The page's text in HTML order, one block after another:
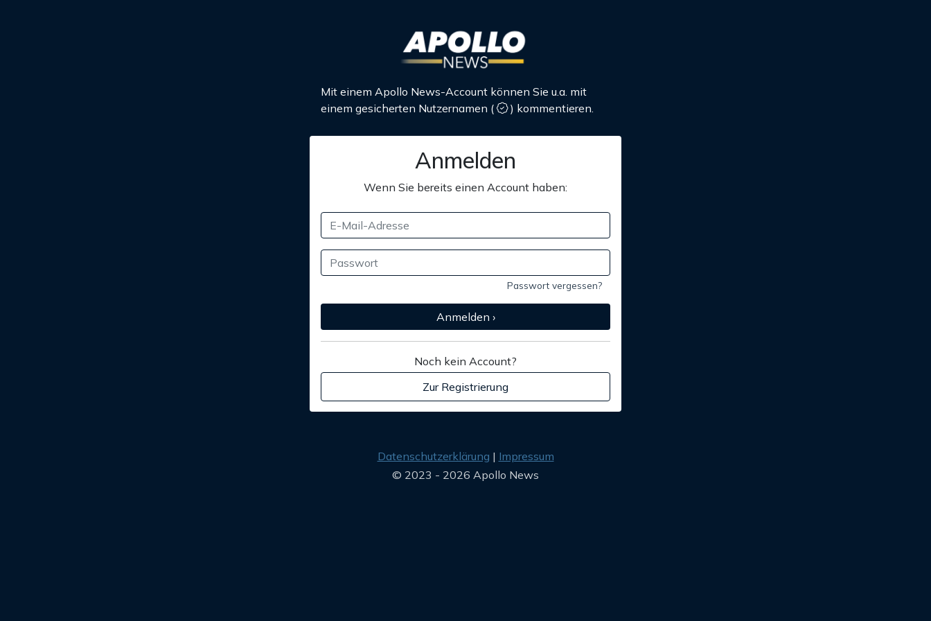
Mit einem Apollo News-Account können Sie u.a. mit
einem gesicherten Nutzernamen ( ) kommentieren.
Anmelden
Wenn Sie bereits einen Account haben:
Passwort vergessen?
Anmelden ›
Noch kein Account?
Zur Registrierung
Datenschutzerklärung
Impressum
© 2023 - 2026 Apollo News